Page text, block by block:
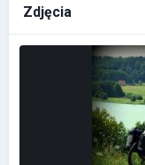
Zdjęcia